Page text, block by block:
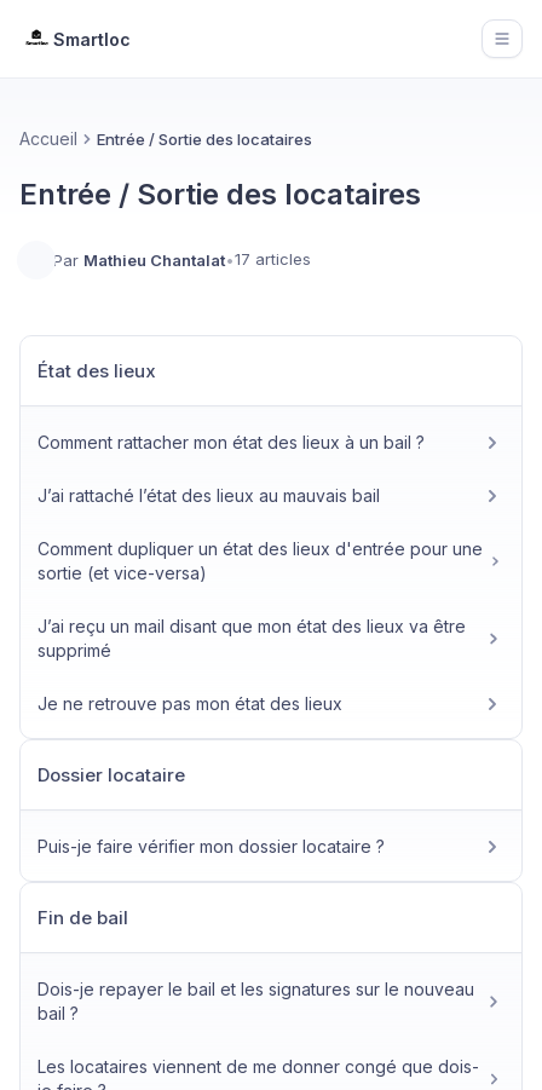
Smartloc
Accueil Entrée / Sortie des locataires
Entrée / Sortie des locataires
Par Mathieu Chantalat•17 articles
État des lieux
Comment rattacher mon état des lieux à un bail ?
J’ai rattaché l’état des lieux au mauvais bail
Comment dupliquer un état des lieux d'entrée pour une
sortie (et vice-versa)
J’ai reçu un mail disant que mon état des lieux va être
supprimé
Je ne retrouve pas mon état des lieux
Dossier locataire
Puis-je faire vérifier mon dossier locataire ?
Fin de bail
Dois-je repayer le bail et les signatures sur le nouveau
bail ?
Les locataires viennent de me donner congé que dois-